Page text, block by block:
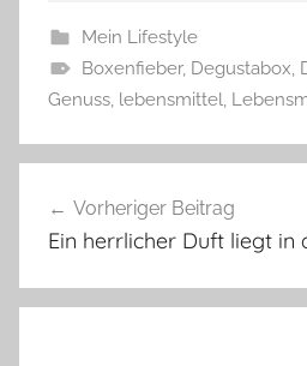
Mein Lifestyle
Boxenfieber, Degustabox,
Genuss, lebensmittel,
Vorheriger Beitrag
Ein herrlicher Duft liegt in